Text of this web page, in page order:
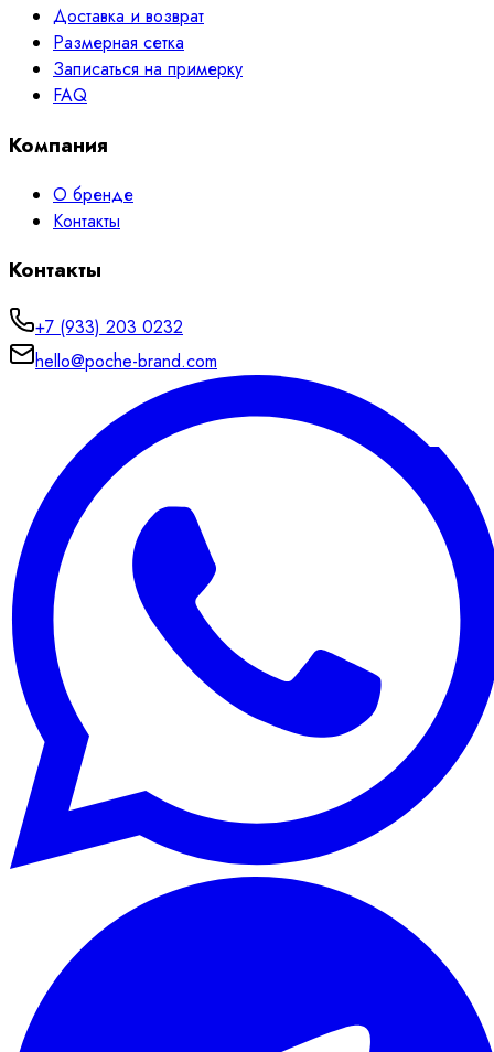
Доставка и возврат
Размерная сетка
Записаться на примерку
FAQ
Компания
О бренде
Контакты
Контакты
+7 (933) 203 0232
hello@poche-brand.com